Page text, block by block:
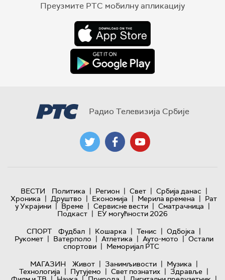
Преузмите РТС мобилну апликацију
Радио Телевизија Србије
ВЕСТИ Политика | Регион | Свет | Србија данас |
Хроника | Друштво | Економија | Мерила времена | Рат
у Украјини | Време | Сервисне вести | Сматрачница |
Подкаст | ЕУ могућности 2026
СПОРТ
Фудбал | Кошарка | Тенис | Одбојка |
Рукомет | Ватерполо | Атлетика | Ауто-мото | Остали
спортови | Меморијал РТС
МАГАЗИН
Живот | Занимљивости | Музика |
Технологијa | Путујемо | Свет познатих | Здравље |